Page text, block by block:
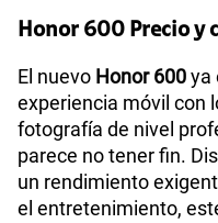
Paga solo
Honor 600 Precio y
El nuevo Honor 600ya
experiencia móvil con
fotografía de nivel
parece no tener fin.
un rendimiento
el entretenimiento,